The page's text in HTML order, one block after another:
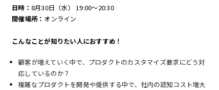
日時： 8月30日（水） 19:00〜20:30
開催場所： オンライン
こんなことが知りたい人におすすめ！
顧客が増えていく中で、プロダクトのカスタマイズ要求にどう対
応しているのか？
複雑なプロダクトを開発や提供する中で、社内の認知コスト増大